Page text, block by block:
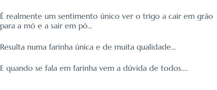
É realmente um sentimento único ver o trigo a cair em grão
para a mó e a sair em pó…
Resulta numa farinha única e de muita qualidade…
E quando se fala em farinha vem a dúvida de todos….